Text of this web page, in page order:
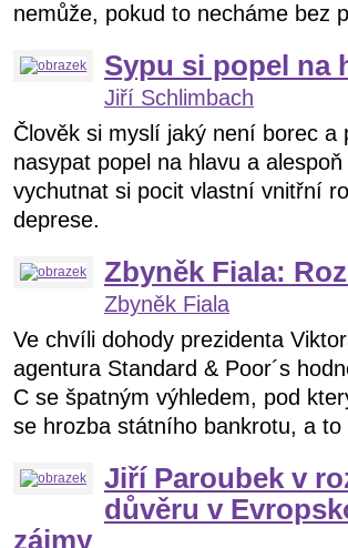
nemůže, pokud to necháme bez
Sypu si popel na
Jiří Schlimbach
Člověk si myslí jaký není borec
nasypat popel na hlavu a
vychutnat si pocit vlastní vnitřní
deprese.
Zbyněk Fiala:
Zbyněk Fiala
Ve chvíli dohody prezidenta
agentura Standard & Poor´s
C se špatným výhledem, pod
se hrozba státního bankrotu, a
Jiří Paroubek v
důvěru v
zájmy